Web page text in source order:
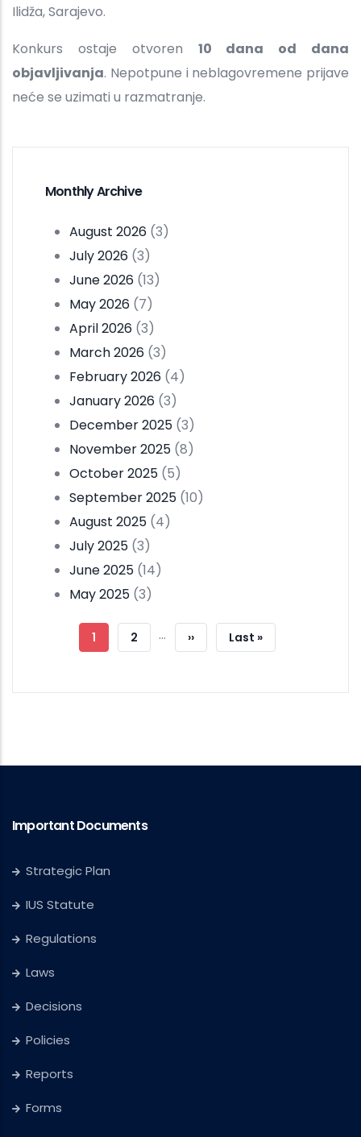
Ilidža, Sarajevo.
Konkurs ostaje otvoren 10 dana od dana
objavljivanja. Nepotpune i neblagovremene prijave
neće se uzimati u razmatranje.
Monthly Archive
August 2026 (3)
July 2026 (3)
June 2026 (13)
May 2026 (7)
April 2026 (3)
March 2026 (3)
February 2026 (4)
January 2026 (3)
December 2025 (3)
November 2025 (8)
October 2025 (5)
September 2025 (10)
August 2025 (4)
July 2025 (3)
June 2025 (14)
May 2025 (3)
Pagination
Current
1 Page
2 …
Next
››
Last
Last »
Important Documents
Strategic Plan
IUS Statute
Regulations
Laws
Decisions
Policies
Reports
Forms